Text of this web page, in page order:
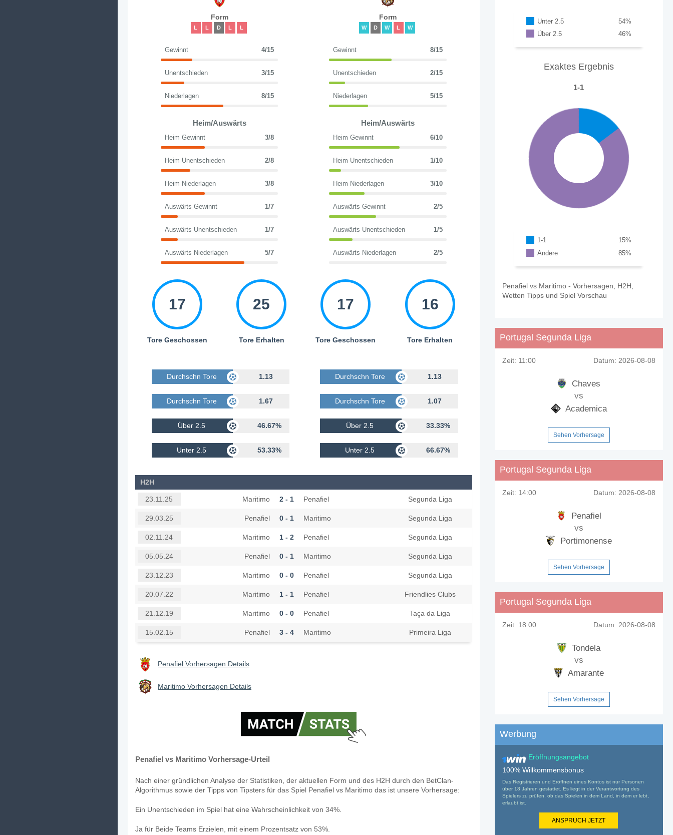
Form
L L D L L
Gewinnt 4/15
Unentschieden 3/15
Niederlagen 8/15
Heim/Auswärts
Heim Gewinnt 3/8
Heim Unentschieden 2/8
Heim Niederlagen 3/8
Auswärts Gewinnt 1/7
Auswärts Unentschieden 1/7
Auswärts Niederlagen 5/7
17
Tore Geschossen
25
Tore Erhalten
Durchschn Tore Geschossen 1.13
Durchschn Tore Erhalten 1.67
Über 2.5 46.67%
Unter 2.5 53.33%
Form
W D W L W
Gewinnt 8/15
Unentschieden 2/15
Niederlagen 5/15
Heim/Auswärts
Heim Gewinnt 6/10
Heim Unentschieden 1/10
Heim Niederlagen 3/10
Auswärts Gewinnt 2/5
Auswärts Unentschieden 1/5
Auswärts Niederlagen 2/5
17
Tore Geschossen
16
Tore Erhalten
Durchschn Tore Geschossen 1.13
Durchschn Tore Erhalten 1.07
Über 2.5 33.33%
Unter 2.5 66.67%
H2H
23.11.25 Maritimo 2 - 1 Penafiel Segunda Liga
29.03.25 Penafiel 0 - 1 Maritimo Segunda Liga
02.11.24 Maritimo 1 - 2 Penafiel Segunda Liga
05.05.24 Penafiel 0 - 1 Maritimo Segunda Liga
23.12.23 Maritimo 0 - 0 Penafiel Segunda Liga
20.07.22 Maritimo 1 - 1 Penafiel Friendlies Clubs
21.12.19 Maritimo 0 - 0 Penafiel Taça da Liga
15.02.15 Penafiel 3 - 4 Maritimo Primeira Liga
Penafiel Vorhersagen Details
Maritimo Vorhersagen Details
Penafiel vs Maritimo Vorhersage-Urteil
Nach einer gründlichen Analyse der Statistiken, der aktuellen Form und des H2H durch den BetClan-
Algorithmus sowie der Tipps von Tipsters für das Spiel Penafiel vs Maritimo das ist unsere Vorhersage:
Ein Unentschieden im Spiel hat eine Wahrscheinlichkeit von 34%.
Ja für Beide Teams Erzielen, mit einem Prozentsatz von 53%.
Unter 2.5 %
54
Über 2.5
%
46
Exaktes Ergebnis
1-1
1-1 %
15
Andere
%
85
Penafiel vs Maritimo - Vorhersagen, H2H,
Wetten Tipps und Spiel Vorschau
Portugal Segunda Liga
Zeit: 11:00 Datum: 2026-08-08
Chaves
vs
Academica
Sehen Vorhersage
Portugal Segunda Liga
Zeit: 14:00 Datum: 2026-08-08
Penafiel
vs
Portimonense
Sehen Vorhersage
Portugal Segunda Liga
Zeit: 18:00 Datum: 2026-08-08
Tondela
vs
Amarante
Sehen Vorhersage
Werbung
Eröffnungsangebot
100% Willkommensbonus
Das Registrieren und Eröffnen eines Kontos ist nur Personen
über 18 Jahren gestattet. Es liegt in der Verantwortung des
Spielers zu prüfen, ob das Spielen in dem Land, in dem er lebt,
erlaubt ist.
ANSPRUCH JETZT